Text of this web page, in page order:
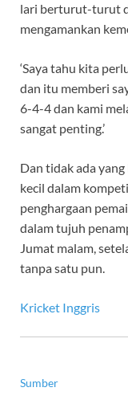
lari berturut-turut
mengamankan
‘Saya tahu kita
dan itu memberi
6-4-4 dan kami
sangat penting.’
Dan tidak ada
kecil dalam
penghargaan
dalam tujuh
Jumat malam,
tanpa satu pun.
Kricket Inggris
Sumber